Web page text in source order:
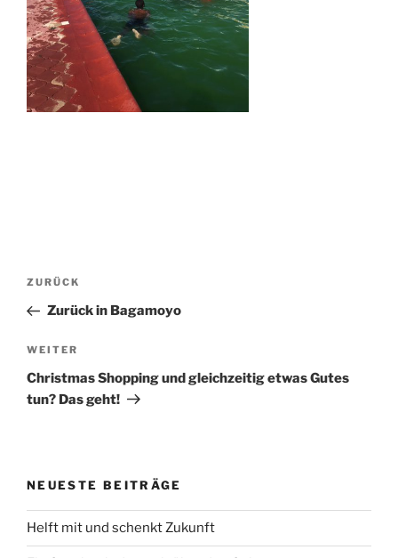
Beitragsnavigation
Vorheriger
Beitrag
ZURÜCK
Zurück in Bagamoyo
Nächster
Beitrag
WEITER
Christmas Shopping und gleichzeitig etwas Gutes
tun? Das geht!
NEUESTE BEITRÄGE
Helft mit und schenkt Zukunft